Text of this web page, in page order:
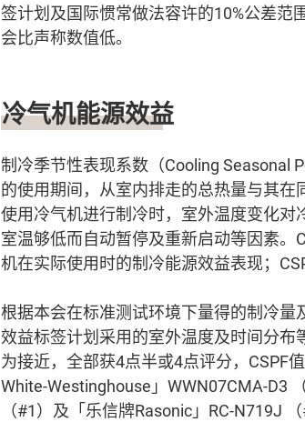
签计划及国际惯常做法容许的10%公差
会比声称数值低。
冷气机能源效益
制冷季节性表现系数（Cooling Seasonal
的使用期间，从室内排走的总热量与其
使用冷气机进行制冷时，室外温度变化
室温够低而自动暂停及重新启动等因素
机在实际使用时的制冷能源效益表现；
根据本会在标准测试环境下量得的制冷量
效益标签计划采用的室外温度及时间分布
为接近，全部获4点半或4点评分，CSPF
White-Westinghouse」WWN07CMA-D3
（#1）及「乐信牌Rasonic」RC-N719J